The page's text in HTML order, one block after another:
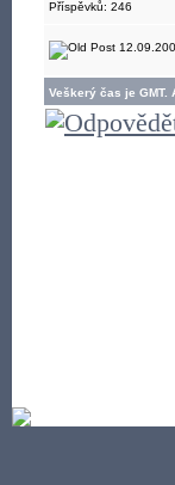
Příspěvků: 246
Veškerý čas je GMT.